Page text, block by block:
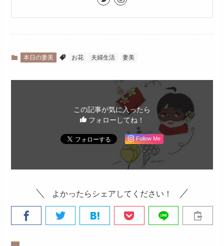
本日の妻美 お花 夫婦生活 妻美
この記事が気に入ったら
フォローしてね！
Follow Me
よかったらシェアしてください！